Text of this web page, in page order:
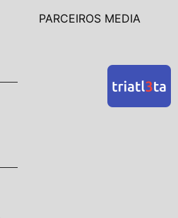
PARCEIROS MEDIA